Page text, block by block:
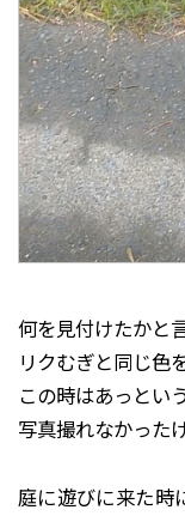
何を見付けたかと
リクむぎと同じ色
この時はあっとい
写真撮れなかった
庭に遊びに来た時